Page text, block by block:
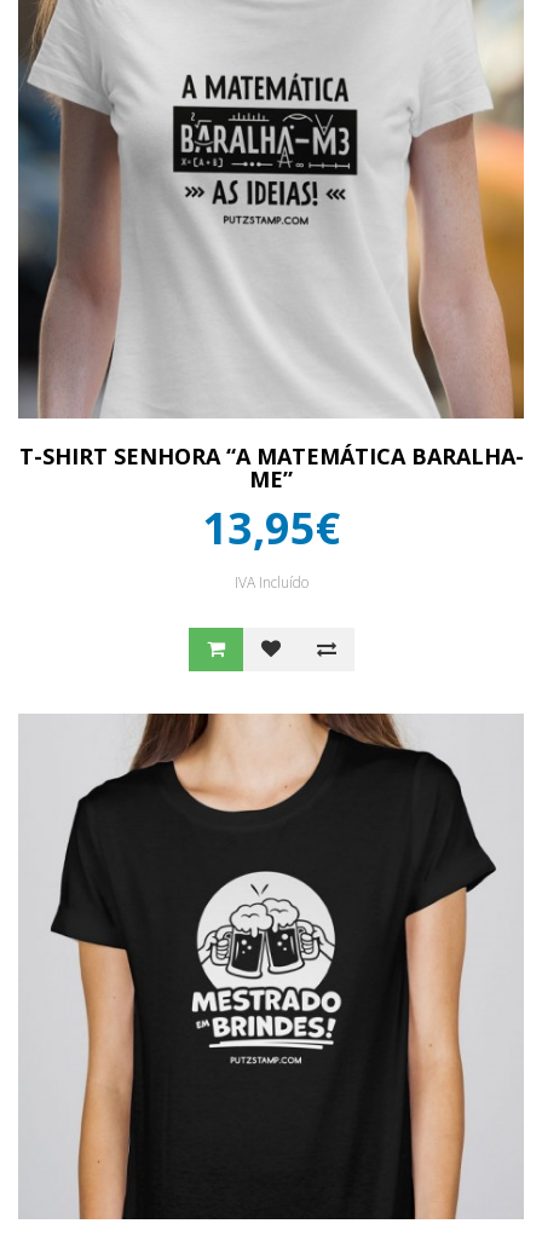
T-SHIRT SENHORA “A MATEMÁTICA BARALHA-
ME”
13,95€
IVA Incluído